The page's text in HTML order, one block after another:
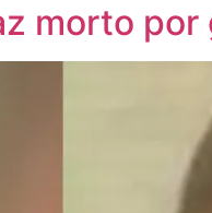
morto por